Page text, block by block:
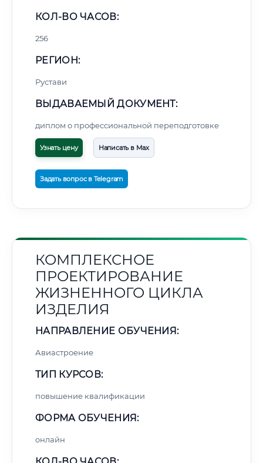
КОЛ-ВО ЧАСОВ:
256
РЕГИОН:
Рустави
ВЫДАВАЕМЫЙ ДОКУМЕНТ:
диплом о профессиональной переподготовке
Узнать цену Написать в Max
Задать вопрос в Telegram
КОМПЛЕКСНОЕ
ПРОЕКТИРОВАНИЕ
ЖИЗНЕННОГО ЦИКЛА
ИЗДЕЛИЯ
НАПРАВЛЕНИЕ ОБУЧЕНИЯ:
Авиастроение
ТИП КУРСОВ:
повышение квалификации
ФОРМА ОБУЧЕНИЯ:
онлайн